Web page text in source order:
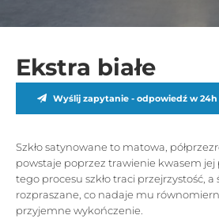
Ekstra białe
Wyślij zapytanie - odpowiedź w 24h
Szkło satynowane to matowa,
powstaje poprzez trawienie kwasem
tego procesu szkło traci przejrzystość, a
rozpraszane, co nadaje mu
przyjemne wykończenie.